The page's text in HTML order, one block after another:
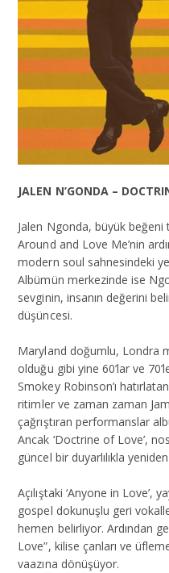
JALEN N’GONDA –
Jalen Ngonda, büyük beğeni
Around and Love Me’nin
modern soul sahnesindeki
Albümün merkezinde ise
sevginin, insanın değerini
düşüncesi.
Maryland doğumlu, Londra
olduğu gibi yine 60’lar ve
Smokey Robinson’ı
ritimler ve zaman zaman
çağrıştıran performanslar
Ancak ‘Doctrine of Love’,
güncel bir duyarlılıkla
Açılıştaki ‘Anyone in Love’,
gospel dokunuşlu geri
hemen belirliyor. Ardından
Love”, kilise çanları ve
vaazına dönüşüyor.